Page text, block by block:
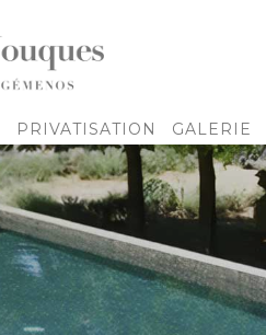
PRIVATISATION GALERIE